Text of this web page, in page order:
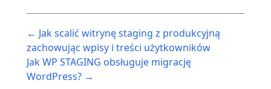
navigation
← Jak scalić witrynę staging z produkcyjną
zachowując wpisy i treści użytkowników
Jak WP STAGING obsługuje migrację
WordPress? →